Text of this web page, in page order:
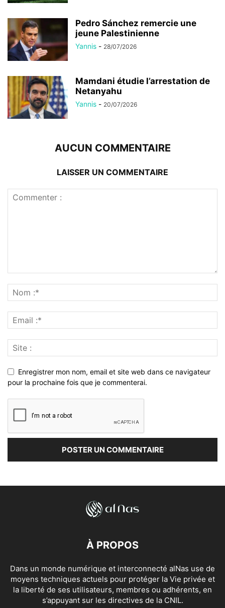
Pedro Sánchez remercie une
jeune Palestinienne
Yannis - 28/07/2026
Mamdani étudie l’arrestation de
Netanyahu
Yannis - 20/07/2026
AUCUN COMMENTAIRE
LAISSER UN COMMENTAIRE
Enregistrer mon nom, email et site web dans ce navigateur
pour la prochaine fois que je commenterai.
À PROPOS
Dans un monde numérique et interconnecté alNas use de
moyens techniques actuels pour protéger la Vie privée et
la liberté de ses utilisateurs, membres ou adhérents, en
s’appuyant sur les directives de la CNIL.